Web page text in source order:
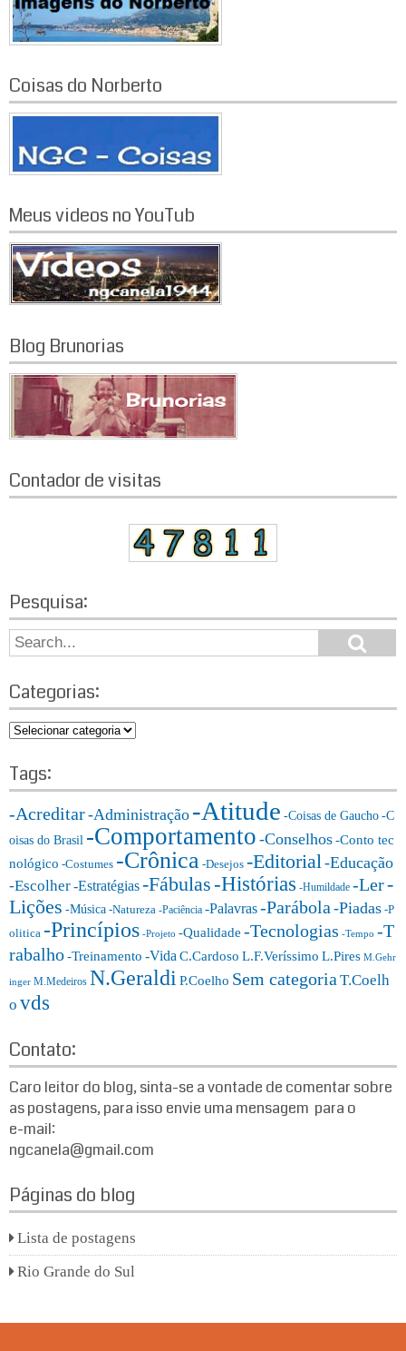
Coisas do Norberto
Meus videos no YouTub
Blog Brunorias
Contador de visitas
Pesquisa:
S
e
r
c
h
o
e
h
Categorias:
C
t
e
r
i
a
s:
Tags:
-Acreditar-Administração -Atitude -Coisas de Gaucho -C
oisas do Brasil -Comportamento -Conselhos-Conto tec
nológico -Costumes -Crônica -Desejos -Editorial -Educação
-Escolher-Estratégias-Fábulas-Histórias -Humildade -Ler-
Lições -Música -Natureza -Paciência -Palavras-Parábola -Piadas -P
olitica -Princípios -Projeto -Qualidade -Tecnologias -Tempo -T
rabalho-Treinamento -VidaC.Cardoso L.F.Veríssimo L.Pires M.Gehr
inger M.Medeiros N.Geraldi P.Coelho Sem categoria T.Coelh
o vds
Contato:
Caro leitor do blog, sinta-se a vontade de comentar sobre
as postagens, para isso envie uma mensagem para o
e-mail:
ngcanela@gmail.com
Páginas do blog
Lista de postagens
Rio Grande do Sul